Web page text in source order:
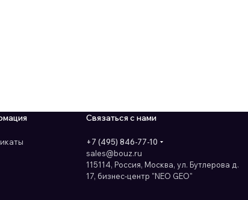
Связаться с нами
+7 (495) 846-77-10
sales@bouz.ru
115114, Россия, Москва, ул. Бутлерова д.
17, бизнес-центр "NEO GEO"